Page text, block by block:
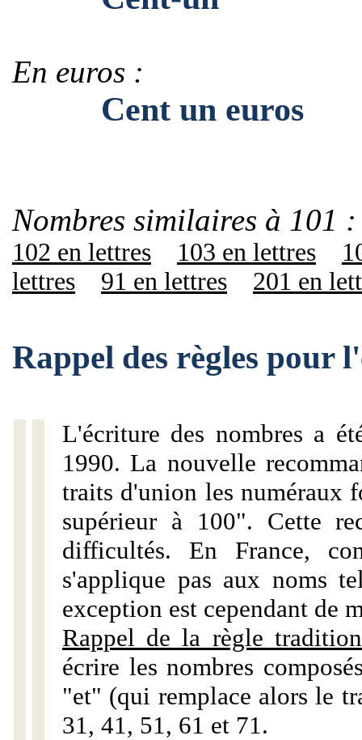
En euros :
Cent un euros
Nombres similaires à 101 :
102 en lettres 103 en lettres
lettres
91 en lettres 201 en
Rappel des règles pour
L'écriture des nombres a
1990. La nouvelle
traits d'union les numéraux
supérieur à 100". Cette
difficultés. En France,
s'applique pas aux noms
exception est cependant de
Rappel de la règle
écrire les nombres
"et" (qui remplace alors le
31, 41, 51, 61 et 71.